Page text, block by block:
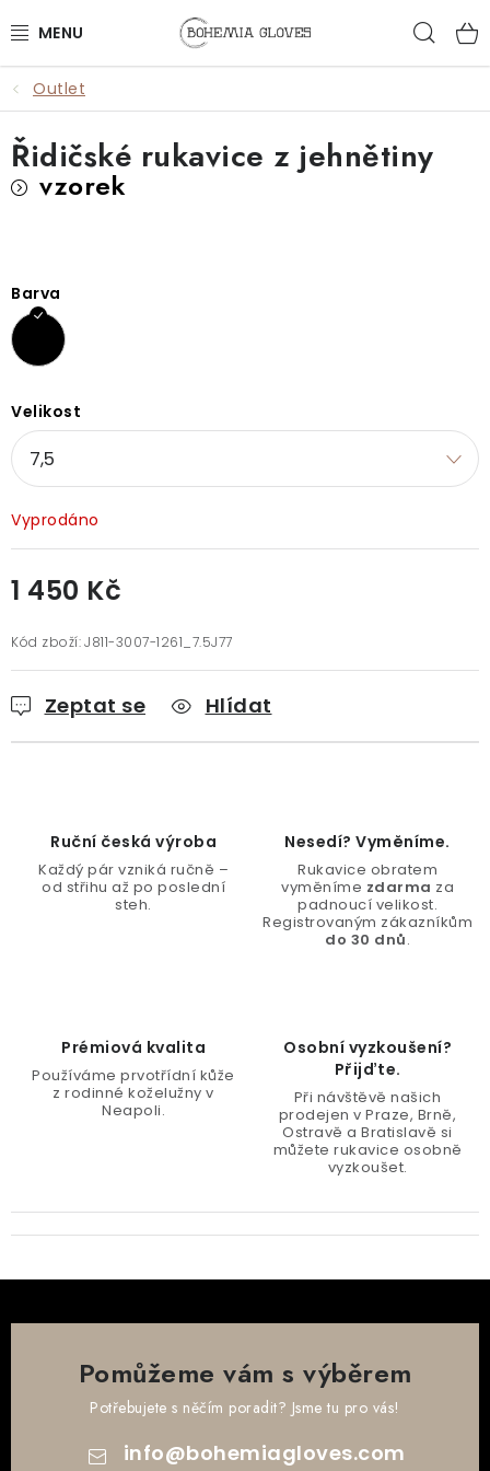
na
ŽENY
MUŽI
DÁRKOVÉ POUKAZY
VŠECHNY PRODUKTY
O rukavicích
Outlet
Barva
Velikost
Vyprodáno
1 450 Kč
Kód zboží:J811-3007-1261_7.5J77
Zeptat se Hlídat
Řidičské rukavice z jehnětiny
vzorek
Ruční česká výroba
Každý pár vzniká ručně –
od střihu až po poslední
steh.
Nesedí? Vyměníme.
Rukavice obratem
vyměníme zdarma za
padnoucí velikost.
Registrovaným zákazníkům
do 30 dnů.
Prémiová kvalita
Používáme prvotřídní kůže
z rodinné koželužny v
Neapoli.
Osobní vyzkoušení?
Přijďte.
Při návštěvě našich
prodejen v Praze, Brně,
Ostravě a Bratislavě si
můžete rukavice osobně
vyzkoušet.
Pomůžeme vám s výběrem
Potřebujete s něčím poradit? Jsme tu pro vás!
info@bohemiagloves.com